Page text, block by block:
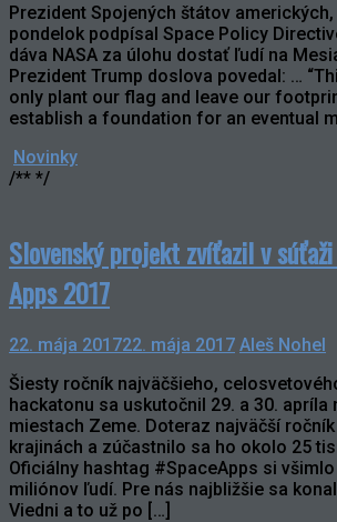
Prezident Spojených štátov
pondelok podpísal Space Policy
dáva NASA za úlohu dostať ľudí na
Prezident Trump doslova povedal: …
only plant our flag and leave our
establish a foundation for an eventual
Novinky
/** */
Slovenský projekt zvíťazil v
Apps 2017
22. mája 201722. mája 2017 Aleš Nohel
Šiesty ročník najväčšieho,
hackatonu sa uskutočnil 29. a 30. apríla
miestach Zeme. Doteraz najväčší
krajinách a zúčastnilo sa ho okolo 25
Oficiálny hashtag #SpaceApps si
miliónov ľudí. Pre nás najbližšie sa
Viedni a to už po […]